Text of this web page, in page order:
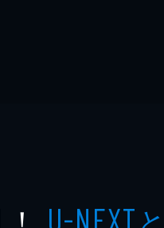
！ U-NEXT